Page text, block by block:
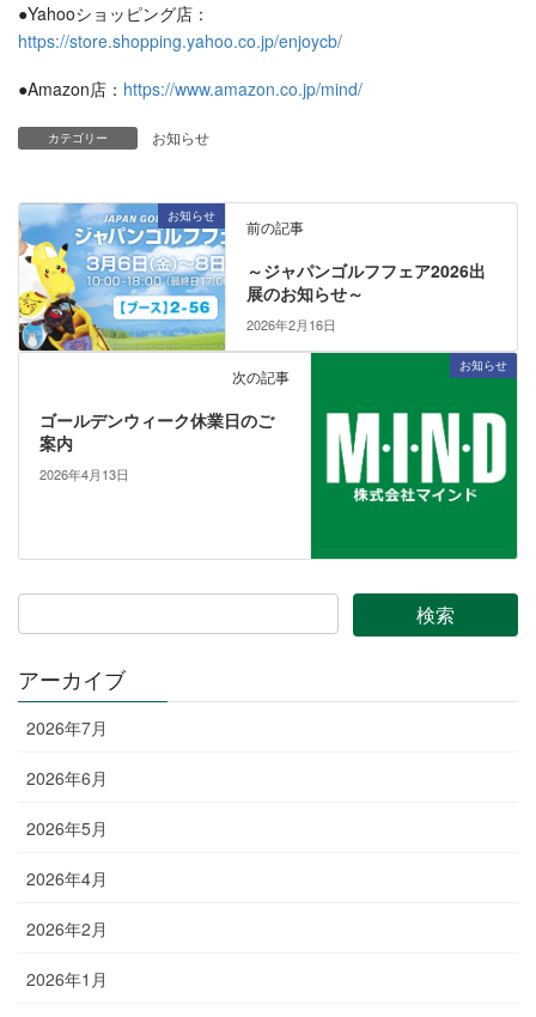
●Yahooショッピング店：
https://store.shopping.yahoo.co.jp/enjoycb/
●Amazon店： https://www.amazon.co.jp/mind/
カテゴリー お知らせ
お知らせ
前の記事
～ジャパンゴルフフェア2026出
展のお知らせ～
2026年2月16日
お知らせ
次の記事
ゴールデンウィーク休業日のご
案内
2026年4月13日
アーカイブ
2026年7月
2026年6月
2026年5月
2026年4月
2026年2月
2026年1月